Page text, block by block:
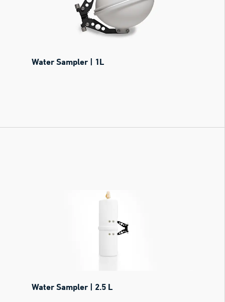
Water Sampler | 1L
Water Sampler | 2.5 L